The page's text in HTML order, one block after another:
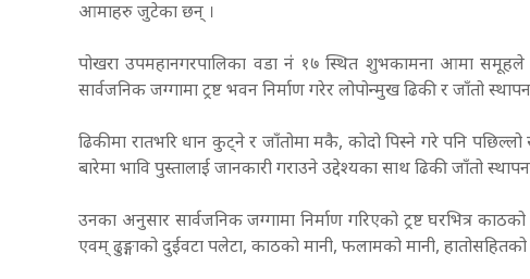
आमाहरु जुटेका छन् ।
पोखरा उपमहानगरपालिका वडा नंं १७ स्थित शुभकामना आमा समूहले
सार्वजनिक जग्गामा ट्रष्ट भवन निर्माण गरेर लोपोन्मुख ढिकी र जाँतो
ढिकीमा रातभरि धान कुट्ने र जाँतोमा मकै, कोदो पिस्ने गरे पनि
बारेमा भावि पुस्तालाई जानकारी गराउने उद्देश्यका साथ ढिकी जाँतो
उनका अनुसार सार्वजनिक जग्गामा निर्माण गरिएको ट्रष्ट घरभित्र
एवम् ढुङ्गाको दुईवटा पलेटा, काठको मानी, फलामको मानी, हातोसहितको